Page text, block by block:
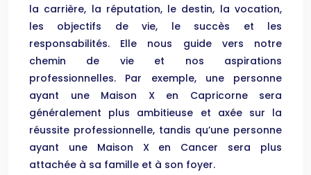
la carrière, la réputation, le destin, la vocation,
les objectifs de vie, le succès et les
responsabilités. Elle nous guide vers notre
chemin de vie et nos aspirations
professionnelles. Par exemple, une personne
ayant une Maison X en Capricorne sera
généralement plus ambitieuse et axée sur la
réussite professionnelle, tandis qu’une personne
ayant une Maison X en Cancer sera plus
attachée à sa famille et à son foyer.